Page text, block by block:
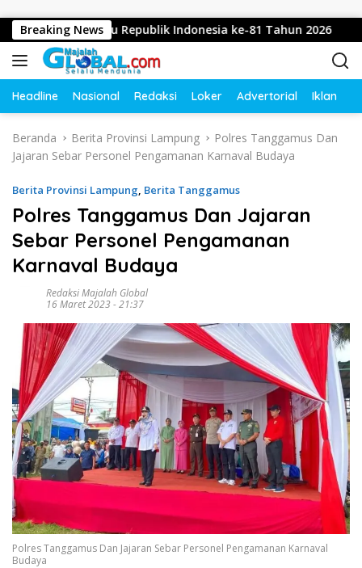
Breaking News
Dirgahayu Republik Indonesia ke-81 Tahun 2026
Headline Nasional Redaksi Loker Advertorial Iklan
Beranda Berita Provinsi Lampung
Polres Tanggamus Dan
Jajaran Sebar Personel Pengamanan Karnaval Budaya
Berita Provinsi Lampung, Berita Tanggamus
Polres Tanggamus Dan Jajaran
Sebar Personel Pengamanan
Karnaval Budaya
Redaksi Majalah Global
16 Maret 2023 - 21:37
Polres Tanggamus Dan Jajaran Sebar Personel Pengamanan Karnaval
Budaya